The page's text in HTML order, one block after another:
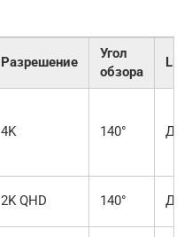
Разрешение
Угол
обзора
4K 140° Да
2K QHD 140° Да